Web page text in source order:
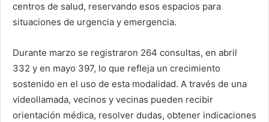
centros de salud, reservando esos espacios para
situaciones de urgencia y emergencia.
Durante marzo se registraron 264 consultas, en abril
332 y en mayo 397, lo que refleja un crecimiento
sostenido en el uso de esta modalidad. A través de una
videollamada, vecinos y vecinas pueden recibir
orientación médica, resolver dudas, obtener indicaciones